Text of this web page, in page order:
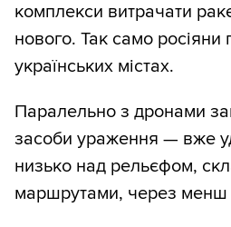
комплекси витрачати
нового. Так само
українських містах.
Паралельно з дронами
засоби ураження — вже
низько над рельєфом,
маршрутами, через менш